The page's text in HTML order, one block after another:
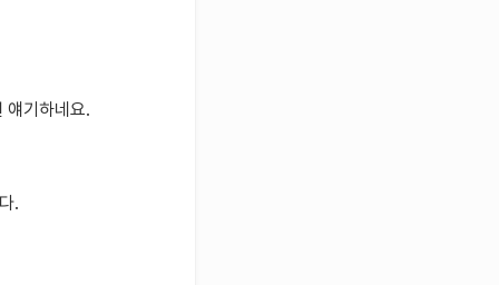
얘기하네요.
.